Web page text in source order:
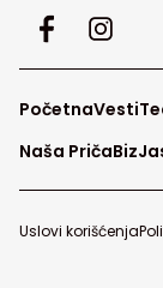
PočetnaVesti
Naša PričaBiz
Uslovi korišćenja